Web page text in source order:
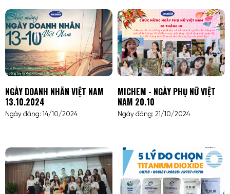
NGÀY DOANH NHÂN VIỆT NAM
13.10.2024
Ngày đăng: 14/10/2024
MICHEM - NGÀY PHỤ NỮ VIỆT
NAM 20.10
Ngày đăng: 21/10/2024